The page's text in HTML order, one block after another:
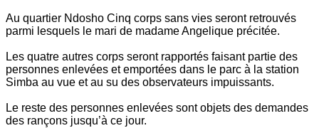
Au quartier Ndosho Cinq corps sans vies seront retrouvés
parmi lesquels le mari de madame Angelique précitée.
Les quatre autres corps seront rapportés faisant partie des
personnes enlevées et emportées dans le parc à la station
Simba au vue et au su des observateurs impuissants.
Le reste des personnes enlevées sont objets des demandes
des rançons jusqu’à ce jour.